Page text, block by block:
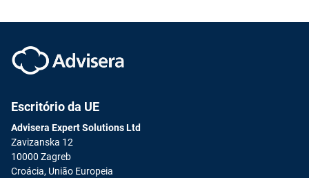
Escritório da UE
Advisera Expert Solutions Ltd
Zavizanska 12
10000 Zagreb
Croácia, União Europeia